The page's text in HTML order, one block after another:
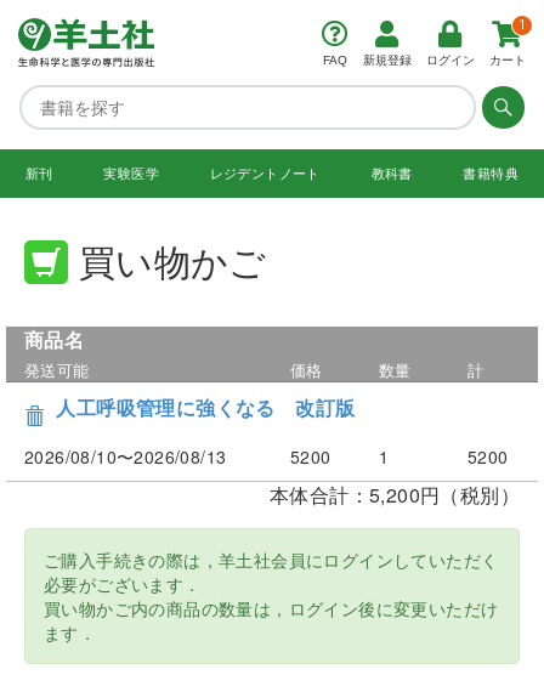
FAQ 新規登録 ログイン カート
1
新刊 実験医学 レジデント ノート 教科書 書籍特典
買い物かご
商品名
発送可能 価格 数量 計
人工呼吸管理に強くなる 改訂版
2026/08/10〜2026/08/13 5200 1 5200
本体合計：5,200円（税別）
ご購入手続きの際は，羊土社会員にログインしていただく
必要がございます．
買い物かご内の商品の数量は，ログイン後に変更いただけ
ます．